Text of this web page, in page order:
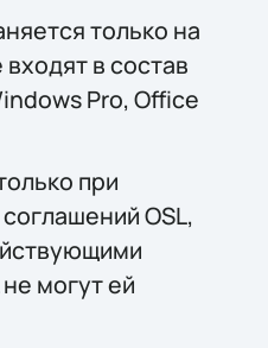
только на
в состав
Pro, Office
при
OSL,
могут ей